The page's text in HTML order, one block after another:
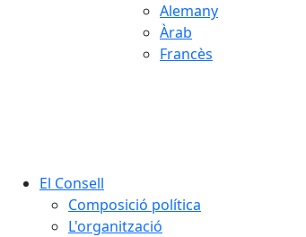
Alemany
Àrab
Francès
El Consell
Composició política
L'organització